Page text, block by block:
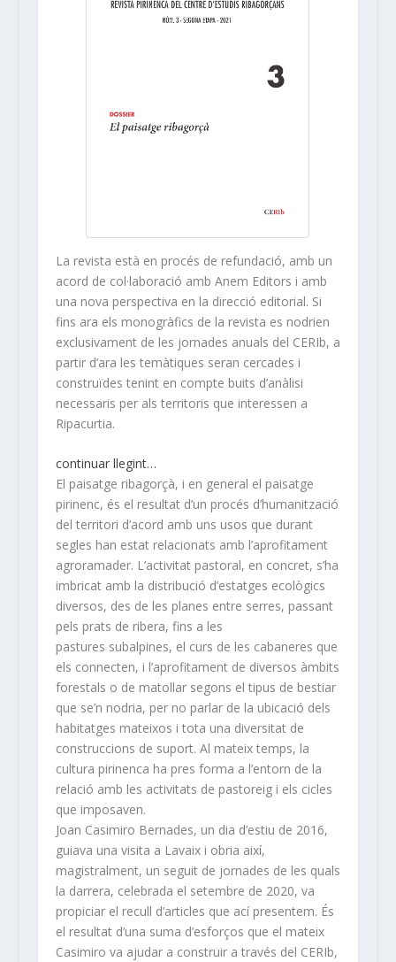
La revista està en procés de refundació, amb un
acord de col·laboració amb Anem Editors i amb
una nova perspectiva en la direcció editorial. Si
fins ara els monogràfics de la revista es nodrien
exclusivament de les jornades anuals del CERIb, a
partir d’ara les temàtiques seran cercades i
construïdes tenint en compte buits d’anàlisi
necessaris per als territoris que interessen a
Ripacurtia.
continuar llegint…
El paisatge ribagorçà, i en general el paisatge
pirinenc, és el resultat d’un procés d’humanització
del territori d’acord amb uns usos que durant
segles han estat relacionats amb l’aprofitament
agroramader. L’activitat pastoral, en concret, s’ha
imbricat amb la distribució d’estatges ecològics
diversos, des de les planes entre serres, passant
pels prats de ribera, fins a les
pastures subalpines, el curs de les cabaneres que
els connecten, i l’aprofitament de diversos àmbits
forestals o de matollar segons el tipus de bestiar
que se’n nodria, per no parlar de la ubicació dels
habitatges mateixos i tota una diversitat de
construccions de suport. Al mateix temps, la
cultura pirinenca ha pres forma a l’entorn de la
relació amb les activitats de pastoreig i els cicles
que imposaven.
Joan Casimiro Bernades, un dia d’estiu de 2016,
guiava una visita a Lavaix i obria així,
magistralment, un seguit de jornades de les quals
la darrera, celebrada el setembre de 2020, va
propiciar el recull d’articles que ací presentem. És
el resultat d’una suma d’esforços que el mateix
Casimiro va ajudar a construir a través del CERIb,